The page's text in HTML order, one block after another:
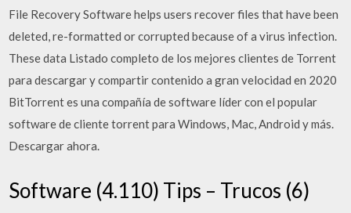
File Recovery Software helps users recover files that have been
deleted, re-formatted or corrupted because of a virus infection.
These data Listado completo de los mejores clientes de Torrent
para descargar y compartir contenido a gran velocidad en 2020
BitTorrent es una compañía de software líder con el popular
software de cliente torrent para Windows, Mac, Android y más.
Descargar ahora.
Software (4.110) Tips – Trucos (6)